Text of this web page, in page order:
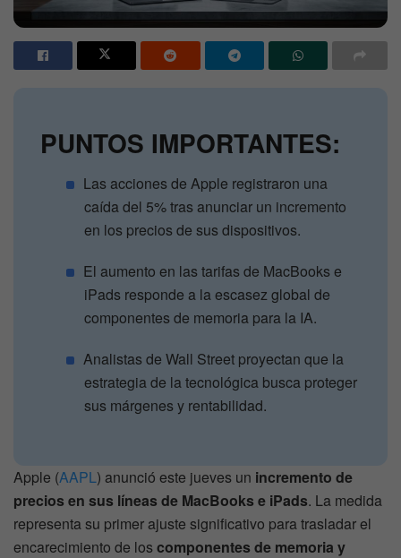
PUNTOS IMPORTANTES:
Las acciones de Apple registraron una
caída del 5% tras anunciar un incremento
en los precios de sus dispositivos.
El aumento en las tarifas de MacBooks e
iPads responde a la escasez global de
componentes de memoria para la IA.
Analistas de Wall Street proyectan que la
estrategia de la tecnológica busca proteger
sus márgenes y rentabilidad.
Apple (AAPL) anunció este jueves un incremento de
precios en sus líneas de MacBooks e iPads. La medida
representa su primer ajuste significativo para trasladar el
encarecimiento de loscomponentes de memoria y